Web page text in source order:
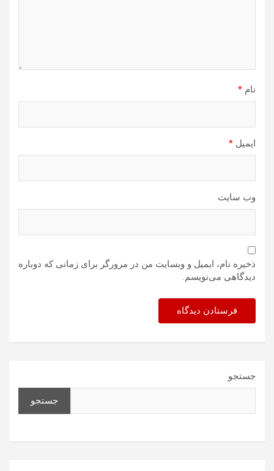
نام *
ایمیل *
وب‌ سایت
ذخیره نام، ایمیل و وبسایت من در مرورگر برای زمانی که دوباره
دیدگاهی می‌نویسم.
جستجو
جستجو